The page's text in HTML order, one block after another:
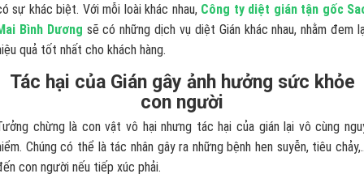
sự khác biệt. Với mỗi loài khác nhau, Công ty diệt gián tận gốc
Bình Dương sẽ có những dịch vụ diệt Gián khác nhau, nhằm đem
quả tốt nhất cho khách hàng.
Tác hại của Gián gây ảnh hưởng sức khỏe
con người
chừng là con vật vô hại nhưng tác hại của gián lại vô cùng
Chúng có thể là tác nhân gây ra những bệnh hen suyễn, tiêu
con người nếu tiếp xúc phải.